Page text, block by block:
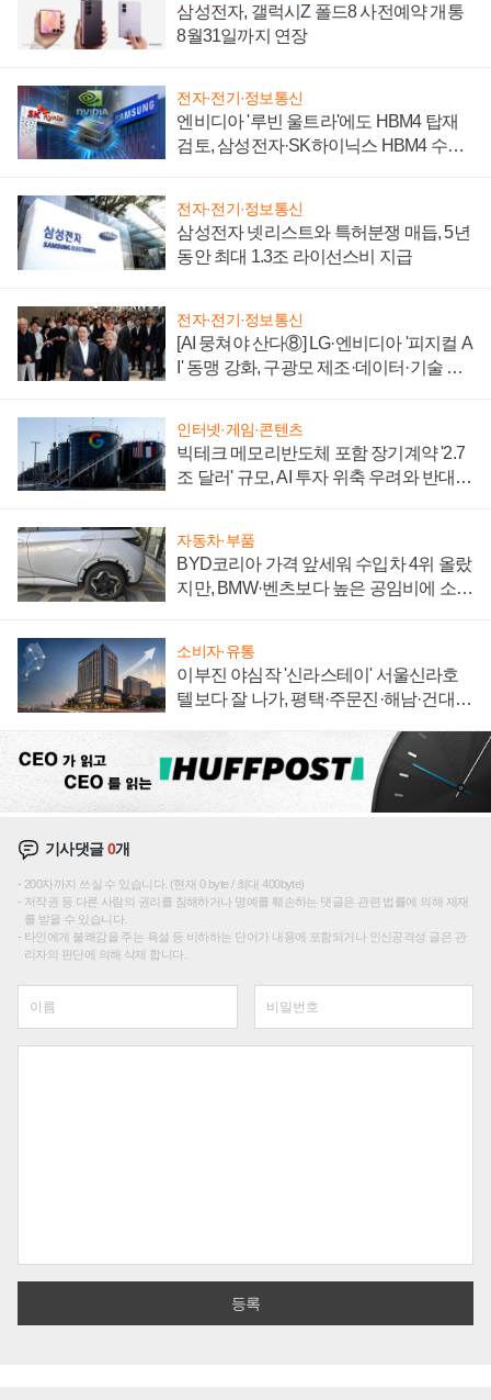
삼성전자, 갤럭시Z 폴드8 사전예약 개통
8월31일까지 연장
전자·전기·정보통신
엔비디아 '루빈 울트라'에도 HBM4 탑재
검토, 삼성전자·SK하이닉스 HBM4 수율
전자·전기·정보통신
삼성전자 넷리스트와 특허분쟁 매듭, 5년
동안 최대 1.3조 라이선스비 지급
전자·전기·정보통신
[AI 뭉쳐야 산다⑧] LG·엔비디아 '피지컬 A
I' 동맹 강화, 구광모 제조·데이터·기술 결
인터넷·게임·콘텐츠
빅테크 메모리반도체 포함 장기계약 '2.7
조 달러' 규모, AI 투자 위축 우려와 반대
자동차·부품
BYD코리아 가격 앞세워 수입차 4위 올랐
지만, BMW·벤츠보다 높은 공임비에 소비
소비자·유통
이부진 야심작 '신라스테이' 서울신라호
텔보다 잘 나가, 평택·주문진·해남·건대로
기사댓글0개
200자까지 쓰실 수 있습니다. (현재 0 byte / 최대 400byte)
저작권 등 다른 사람의 권리를 침해하거나 명예를 훼손하는 댓글은 관련 법률에 의해 제재
를 받을 수 있습니다.
타인에게 불쾌감을 주는 욕설 등 비하하는 단어가 내용에 포함되거나 인신공격성 글은 관
리자의 판단에 의해 삭제 합니다.